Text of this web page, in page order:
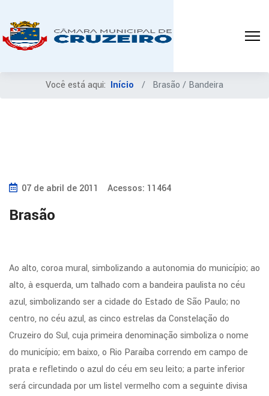
Você está aqui: Início Brasão / Bandeira
07 de abril de 2011 Acessos: 11464
Brasão
Ao alto, coroa mural, simbolizando a autonomia do município; ao
alto, à esquerda, um talhado com a bandeira paulista no céu
azul, simbolizando ser a cidade do Estado de São Paulo; no
centro, no céu azul, as cinco estrelas da Constelação do
Cruzeiro do Sul, cuja primeira denominação simboliza o nome
do município; em baixo, o Rio Paraíba correndo em campo de
prata e refletindo o azul do céu em seu leito; a parte inferior
será circundada por um listel vermelho com a seguinte divisa